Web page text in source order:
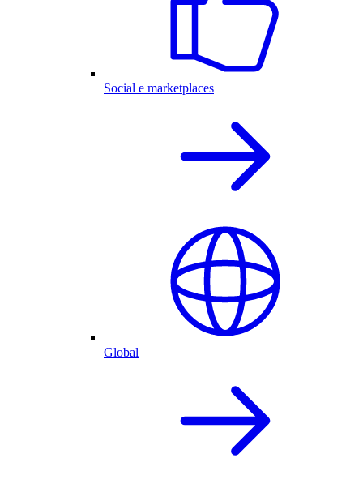
Social e marketplaces
Global